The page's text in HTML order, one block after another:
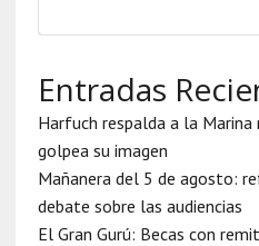
Entradas
Harfuch respalda a la
golpea su imagen
Mañanera del 5 de agosto:
debate sobre las audiencias
El Gran Gurú: Becas con